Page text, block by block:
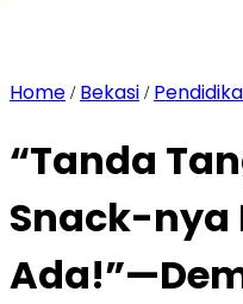
Home / Bekasi /
“Tanda
Snack-nya